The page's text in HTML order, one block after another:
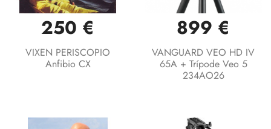
250 €
VIXEN PERISCOPIO
Anfibio CX
899 €
VANGUARD VEO HD IV
65A + Trípode Veo 5
234AO26